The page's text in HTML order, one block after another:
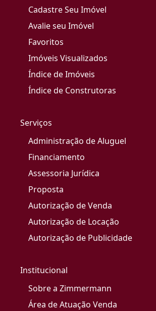
Cadastre Seu Imóvel
Avalie seu Imóvel
Favoritos
Imóveis Visualizados
Índice de Imóveis
Índice de Construtoras
Serviços
Administração de Aluguel
Financiamento
Assessoria Jurídica
Proposta
Autorização de Venda
Autorização de Locação
Autorização de Publicidade
Institucional
Sobre a Zimmermann
Área de Atuação Venda